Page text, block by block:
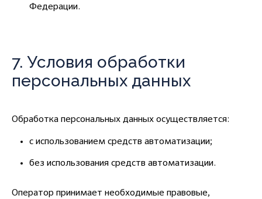
Федерации.
7. Условия обработки
персональных данных
Обработка персональных данных осуществляется:
с использованием средств автоматизации;
без использования средств автоматизации.
Оператор принимает необходимые правовые,